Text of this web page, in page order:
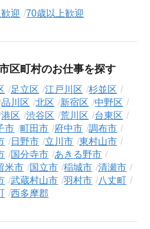
迎 70歳以上歓迎
区町村のお仕事を探す
足立区 江戸川区
杉並区
品川区 北区 新宿区
中野区
港区 渋谷区 荒川区
台東区
市 町田市 府中市
調布市
日野市 立川市
東村山市
国分寺市
あきる野市
米市 国立市 稲城市
清瀬市
武蔵村山市 羽村市
八丈町
西多摩郡